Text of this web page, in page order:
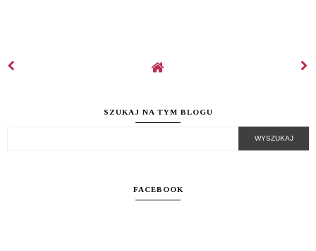
SZUKAJ NA TYM BLOGU
FACEBOOK